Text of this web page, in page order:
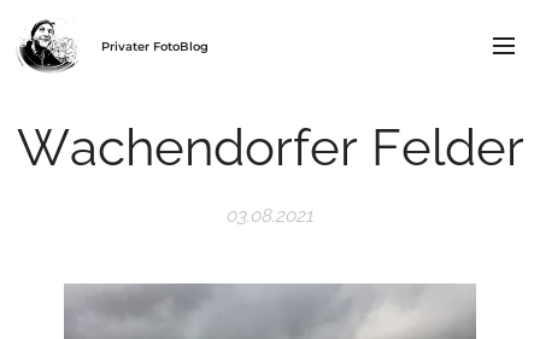
Privater FotoBlog
Wachendorfer Felder
03.08.2021